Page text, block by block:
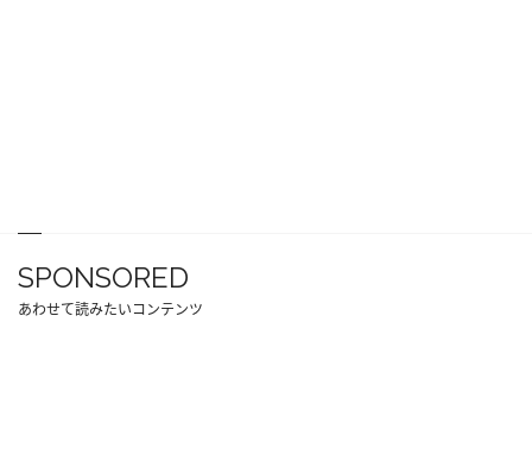
SPONSORED
あわせて読みたいコンテンツ